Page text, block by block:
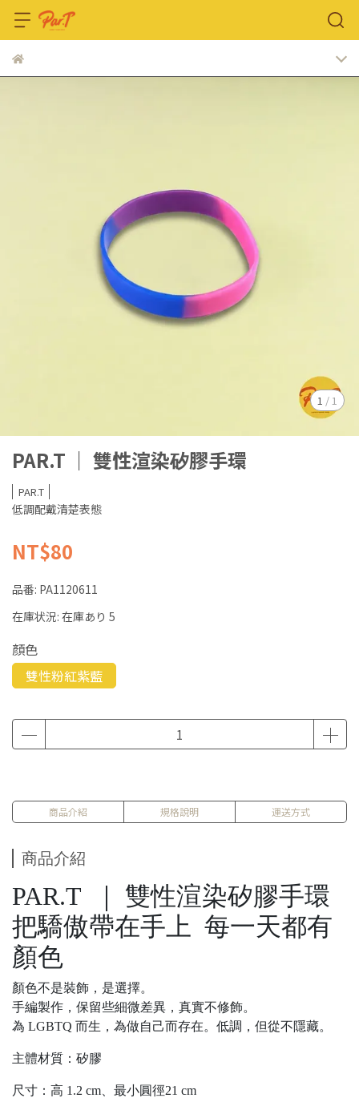
1 / 1
PAR.T ｜ 雙性渲染矽膠手環
PAR.T
低調配戴清楚表態
NT$80
品番: PA1120611
在庫状況: 在庫あり 5
顏色
雙性粉紅紫藍
商品介紹 規格說明 運送方式
商品介紹
PAR.T ｜ 雙性渲染矽膠手環
把驕傲帶在手上 每一天都有
顏色
顏色不是裝飾，是選擇。
手編製作，保留些細微差異，真實不修飾。
為 LGBTQ 而生，為做自己而存在。低調，但從不隱藏。
主體材質：矽膠
尺寸：高 1.2 cm、最小圓徑21 cm